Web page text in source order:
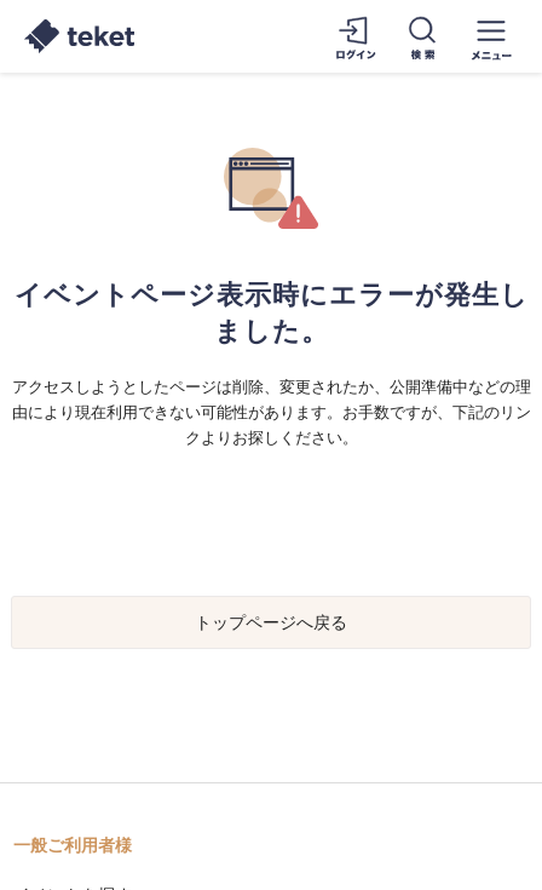
イベントページ表示時にエラーが発生し
ました。
アクセスしようとしたページは削除、変更されたか、公開準備中などの理
由により現在利用できない可能性があります。お手数ですが、下記のリン
クよりお探しください。
トップページへ戻る
一般ご利用者様